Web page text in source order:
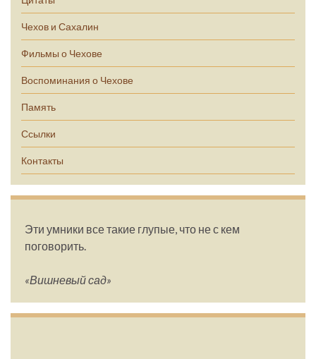
Чехов и Сахалин
Фильмы о Чехове
Воспоминания о Чехове
Память
Ссылки
Контакты
Эти умники все такие глупые, что не с кем
поговорить.
«Вишневый сад»